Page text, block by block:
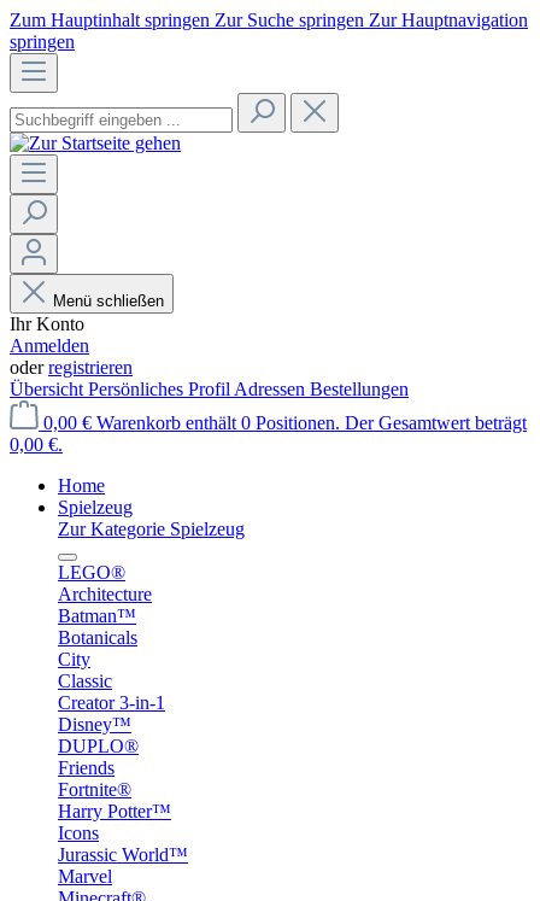
Zum Hauptinhalt springen Zur Suche springen Zur Hauptnavigation
springen
Menü schließen
Ihr Konto
Anmelden
oderregistrieren
Übersicht Persönliches Profil Adressen Bestellungen
0,00 € Warenkorb enthält 0 Positionen. Der Gesamtwert beträgt
0,00 €.
Home
Spielzeug
Zur Kategorie Spielzeug
LEGO®
Architecture
Batman™
Botanicals
City
Classic
Creator 3-in-1
Disney™
DUPLO®
Friends
Fortnite®
Harry Potter™
Icons
Jurassic World™
Marvel